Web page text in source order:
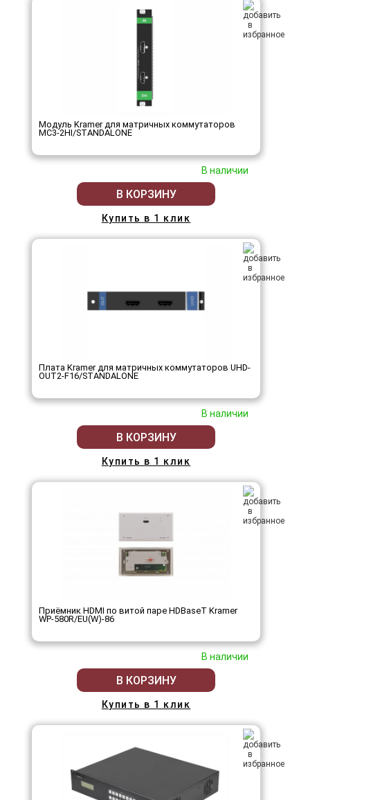
Модуль Kramer для матричных коммутаторов
MC3-2HI/STANDALONE
В наличии
В КОРЗИНУ
Купить в 1 клик
Плата Kramer для матричных коммутаторов UHD-
OUT2-F16/STANDALONE
В наличии
В КОРЗИНУ
Купить в 1 клик
Приёмник HDMI по витой паре HDBaseT Kramer
WP-580R/EU(W)-86
В наличии
В КОРЗИНУ
Купить в 1 клик